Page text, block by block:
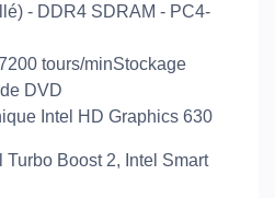
- DDR4 SDRAM - PC4-
tours/minStockage
DVD
Intel HD Graphics 630
Turbo Boost 2, Intel Smart